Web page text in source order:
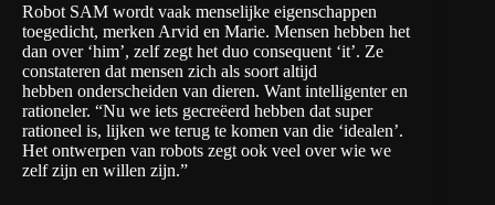
Robot SAM wordt vaak menselijke eigenschappen
toegedicht, merken Arvid en Marie. Mensen hebben het
dan over ‘him’, zelf zegt het duo consequent ‘it’. Ze
constateren dat mensen zich als soort altijd
hebben onderscheiden van dieren. Want intelligenter en
rationeler. “Nu we iets gecreëerd hebben dat super
rationeel is, lijken we terug te komen van die ‘idealen’.
Het ontwerpen van robots zegt ook veel over wie we
zelf zijn en willen zijn.”